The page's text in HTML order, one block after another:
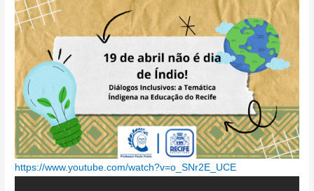
FORMAÇÃO
DIFERENCIADA
–
10/04/24
https://www.youtube.com/watch?v=o_SNr2E_UCE: